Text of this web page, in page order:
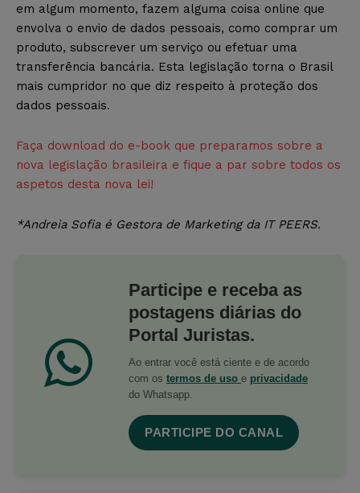
em algum momento, fazem alguma coisa online que
envolva o envio de dados pessoais, como comprar um
produto, subscrever um serviço ou efetuar uma
transferência bancária. Esta legislação torna o Brasil
mais cumpridor no que diz respeito à proteção dos
dados pessoais.
Faça download do e-book que preparamos sobre a
nova legislação brasileira e fique a par sobre todos os
aspetos desta nova lei!
*Andreia Sofia é Gestora de Marketing da IT PEERS.
Participe e receba as
postagens diárias do
Portal Juristas.
Ao entrar você está ciente e de acordo
com os termos de uso e privacidade
do Whatsapp.
PARTICIPE DO CANAL